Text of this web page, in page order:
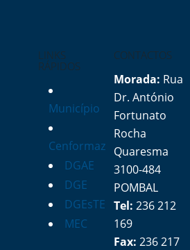
LINKS
RÁPIDOS
Município
Cenformaz
DGAE
DGE
DGEsTE
MEC
CONTACTOS
Morada: Rua
Dr. António
Fortunato
Rocha
Quaresma
3100-484
POMBAL
Tel: 236 212
169
Fax: 236 217